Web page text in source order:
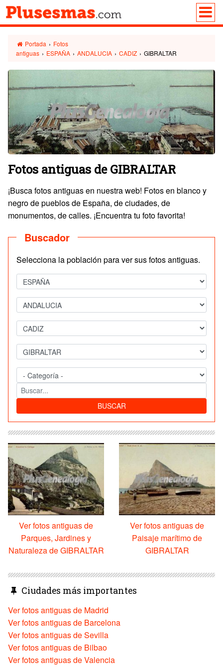
Portada › Fotos
antiguas › ESPAÑA › ANDALUCIA › CADIZ › GIBRALTAR
Fotos antiguas de GIBRALTAR
¡Busca fotos antiguas en nuestra web! Fotos en blanco y
negro de pueblos de España, de ciudades, de
monumentos, de calles. ¡Encuentra tu foto favorita!
Buscador
Selecciona la población para ver sus fotos antiguas.
BUSCAR
Ver fotos antiguas de
Parques, Jardines y
Naturaleza de GIBRALTAR
Ver fotos antiguas de
Paisaje marítimo de
GIBRALTAR
Ciudades más importantes
Ver fotos antiguas de Madrid
Ver fotos antiguas de Barcelona
Ver fotos antiguas de Sevilla
Ver fotos antiguas de Bilbao
Ver fotos antiguas de Valencia